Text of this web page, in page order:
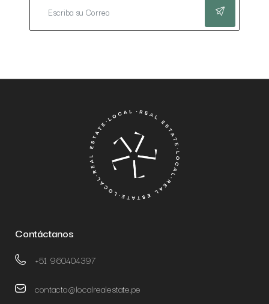
Contáctanos
+51 960404397
contacto@localrealestate.pe